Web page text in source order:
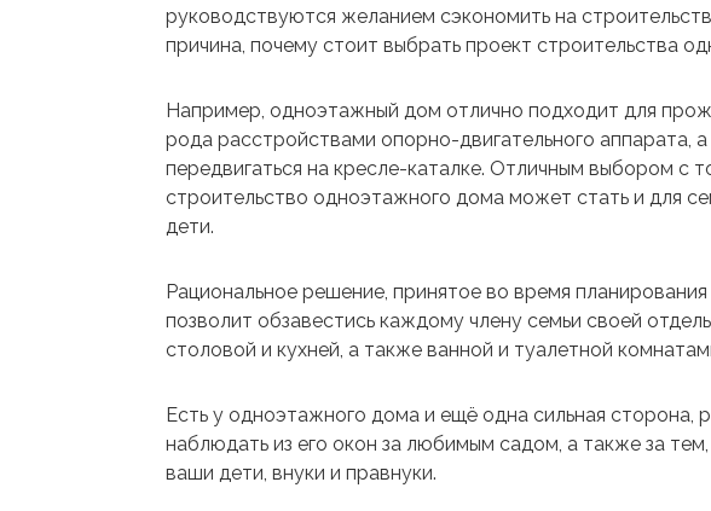
руководствуются желанием сэкономить на
причина, почему стоит выбрать проект строительства
Например, одноэтажный дом отлично подходит для
рода расстройствами опорно-двигательного аппарата,
передвигаться на кресле-каталке. Отличным выбором с
строительство одноэтажного дома может стать и для
дети.
Рациональное решение, принятое во время
позволит обзавестись каждому члену семьи своей
столовой и кухней, а также ванной и туалетной
Есть у одноэтажного дома и ещё одна сильная сторона,
наблюдать из его окон за любимым садом, а также за тем,
ваши дети, внуки и правнуки.